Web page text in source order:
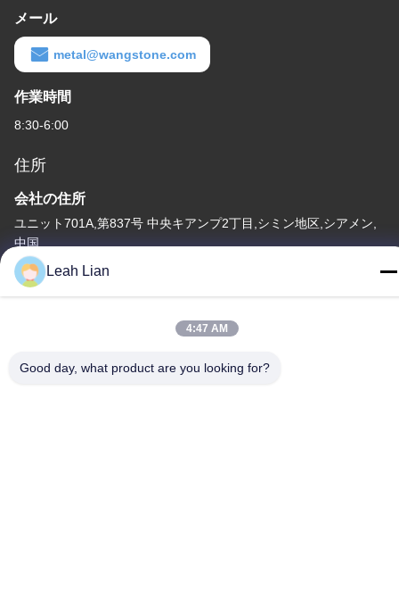
メール
metal@wangstone.com
作業時間
8:30-6:00
住所
会社の住所
ユニット701A,第837号 中央キアンプ2丁目,シミン地区,シアメン,
中国
工場住所
第72号 ユンジュン道路 武峰村 崇武町 泉州市 福建市
86-592-5175705
Leah Lian
4:47 AM
Good day, what product are you looking for?